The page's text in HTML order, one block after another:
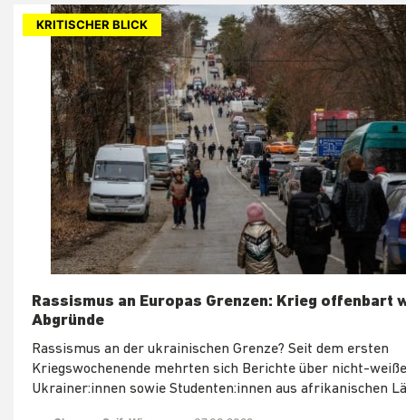
KRITISCHER BLICK
Rassismus an Europas Grenzen: Krieg offenbart
Abgründe
Rassismus an der ukrainischen Grenze? Seit dem ersten
Kriegswochenende mehrten sich Berichte über nicht-weiße
Ukrainer:innen sowie Studenten:innen aus afrikanischen